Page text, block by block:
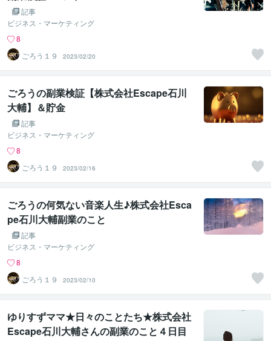
記事
ビジネス・マーケティング
8
ごろう１９
2023/02/20
ごろうの副業検証【株式会社Escape石川
大輔】＆貯金
記事
ビジネス・マーケティング
8
ごろう１９
2023/02/16
ごろうの何気ない音楽人生♪株式会社Esca
pe石川大輔副業のこと
記事
ビジネス・マーケティング
8
ごろう１９
2023/02/10
ゆりすずママ★日々のことたち★株式会社
Escape石川大輔さんの副業のこと４日目